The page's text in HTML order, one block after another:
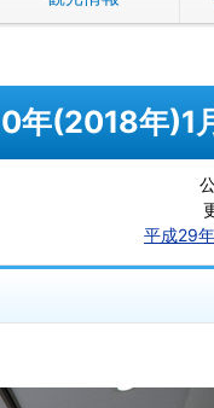
(2018年)1
平成29